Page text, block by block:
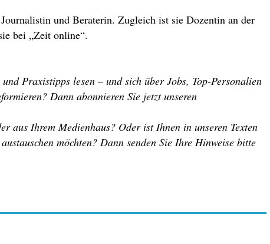
und Beraterin. Zugleich ist sie Dozentin an der
bei „Zeit online“.
Praxistipps lesen – und sich über Jobs, Top-Personalien
Dann abonnieren Sie jetzt unseren
aus Ihrem Medienhaus? Oder ist Ihnen in unseren Texten
möchten? Dann senden Sie Ihre Hinweise bitte